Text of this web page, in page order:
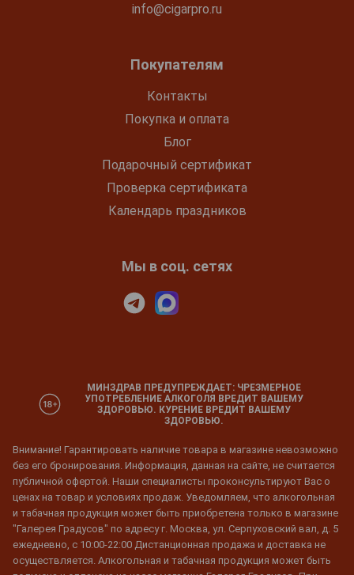
info@cigarpro.ru
Покупателям
Контакты
Покупка и оплата
Блог
Подарочный сертификат
Проверка сертификата
Календарь праздников
Мы в соц. сетях
МИНЗДРАВ ПРЕДУПРЕЖДАЕТ: ЧРЕЗМЕРНОЕ
УПОТРЕБЛЕНИЕ АЛКОГОЛЯ ВРЕДИТ ВАШЕМУ
ЗДОРОВЬЮ. КУРЕНИЕ ВРЕДИТ ВАШЕМУ
ЗДОРОВЬЮ.
Внимание! Гарантировать наличие товара в магазине невозможно
без его бронирования. Информация, данная на сайте, не считается
публичной офертой. Наши специалисты проконсультируют Вас о
ценах на товар и условиях продаж. Уведомляем, что алкогольная
и табачная продукция может быть приобретена только в магазине
"Галерея Градусов" по адресу г. Москва, ул. Серпуховский вал, д. 5
ежедневно, с 10:00-22:00 Дистанционная продажа и доставка не
осуществляется. Алкогольная и табачная продукция может быть